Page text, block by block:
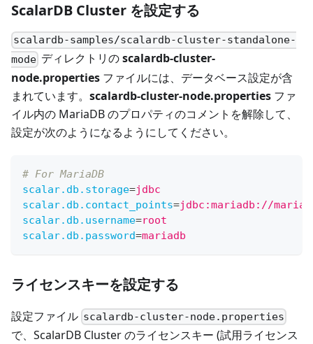
ScalarDB Cluster を設定する
scalardb-samples/scalardb-cluster-standalone-
mode ディレクトリのscalardb-cluster-
node.properties ファイルには、データベース設定が含
まれています。 scalardb-cluster-node.properties ファ
イル内の MariaDB のプロパティのコメントを解除して、
設定が次のようになるようにしてください。
# For MariaDB
scalar.db.storage=jdbc
scalar.db.contact_points=jdbc:mariadb://
scalar.db.username=root
scalar.db.password=mariadb
ライセンスキーを設定する
設定ファイル scalardb-cluster-node.properties
で、ScalarDB Cluster のライセンスキー (試用ライセンス